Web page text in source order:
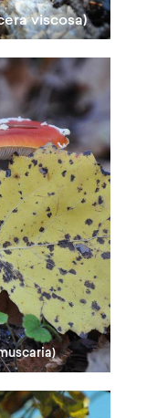
viscosa)